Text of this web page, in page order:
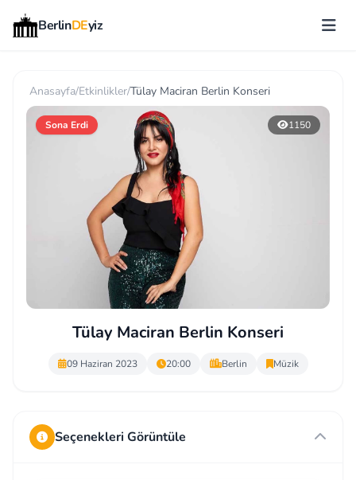
BerlinDEyiz
Anasayfa/Etkinlikler/Tülay Maciran Berlin Konseri
Sona Erdi 1150
Tülay Maciran Berlin Konseri
09 Haziran 2023 20:00 Berlin Müzik
Seçenekleri Görüntüle